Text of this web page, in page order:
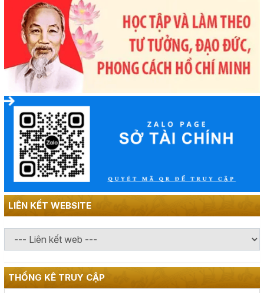
LIÊN KẾT WEBSITE
THỐNG KÊ TRUY CẬP